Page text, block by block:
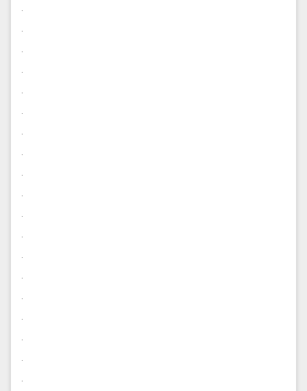
.
.
.
.
.
.
.
.
.
.
.
.
.
.
.
.
.
.
.